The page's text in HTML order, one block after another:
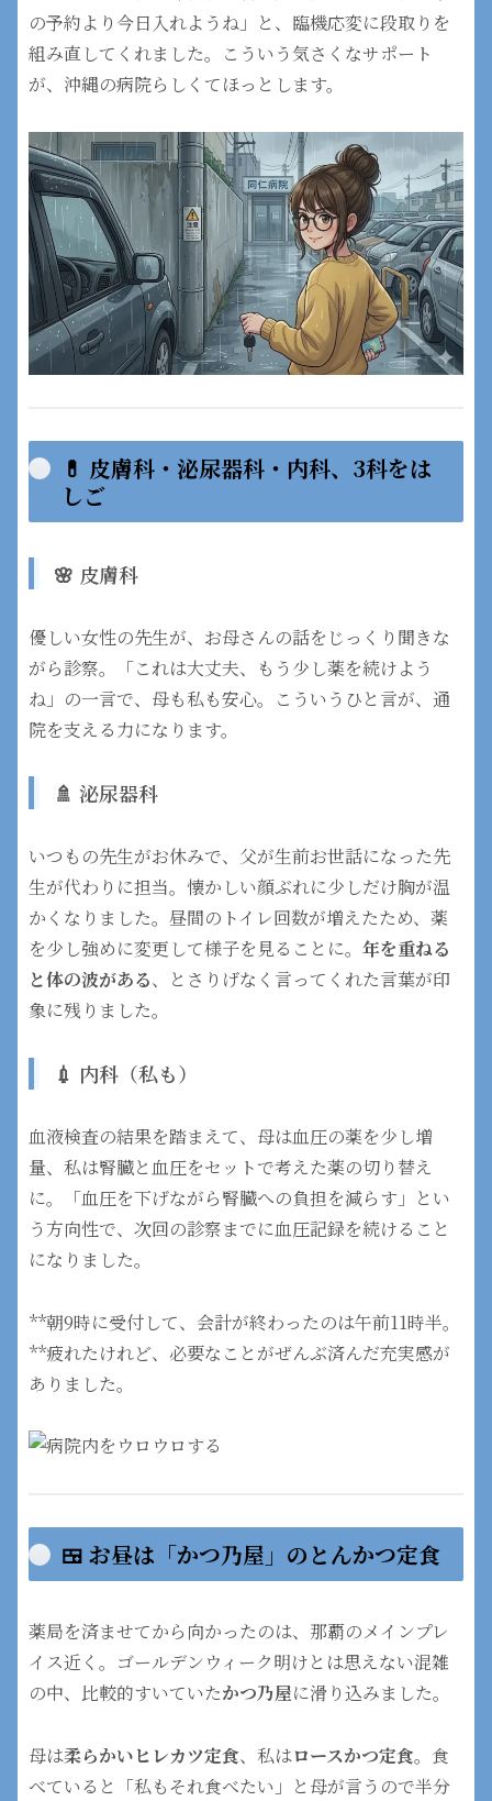
の予約より今日入れようね」と、臨機応変に段取りを
組み直してくれました。こういう気さくなサポート
が、沖縄の病院らしくてほっとします。
💊 皮膚科・泌尿器科・内科、3科をは
しご
🌸 皮膚科
優しい女性の先生が、お母さんの話をじっくり聞きな
がら診察。「これは大丈夫、もう少し薬を続けよう
ね」の一言で、母も私も安心。こういうひと言が、通
院を支える力になります。
🚿 泌尿器科
いつもの先生がお休みで、父が生前お世話になった先
生が代わりに担当。懐かしい顔ぶれに少しだけ胸が温
かくなりました。昼間のトイレ回数が増えたため、薬
を少し強めに変更して様子を見ることに。 年を重ねる
と体の波がある、とさりげなく言ってくれた言葉が印
象に残りました。
💉 内科（私も）
血液検査の結果を踏まえて、母は血圧の薬を少し増
量、私は腎臓と血圧をセットで考えた薬の切り替え
に。「血圧を下げながら腎臓への負担を減らす」とい
う方向性で、次回の診察までに血圧記録を続けること
になりました。
**朝9時に受付して、会計が終わったのは午前11時半。
**疲れたけれど、必要なことがぜんぶ済んだ充実感が
ありました。
🍱 お昼は「かつ乃屋」のとんかつ定食
薬局を済ませてから向かったのは、那覇のメインプレ
イス近く。ゴールデンウィーク明けとは思えない混雑
の中、比較的すいていたかつ乃屋に滑り込みました。
母は柔らかいヒレカツ定食、私はロースかつ定食。食
べていると「私もそれ食べたい」と母が言うので半分